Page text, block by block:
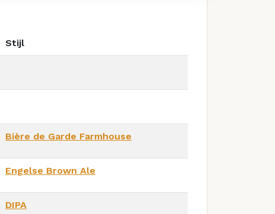
Stijl
Bière de Garde Farmhouse
Engelse Brown Ale
DIPA